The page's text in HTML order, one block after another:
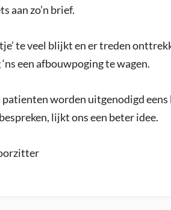
aan zo’n brief.
te veel blijkt en er treden
een afbouwpoging te wagen.
patienten worden uitgenodigd
lijkt ons een beter idee.